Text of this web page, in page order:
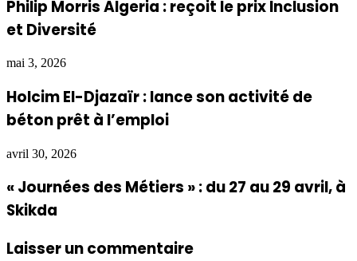
Philip Morris Algeria : reçoit le prix Inclusion
et Diversité
mai 3, 2026
Holcim El-Djazaïr : lance son activité de
béton prêt à l’emploi
avril 30, 2026
« Journées des Métiers » : du 27 au 29 avril, à
Skikda
Laisser un commentaire